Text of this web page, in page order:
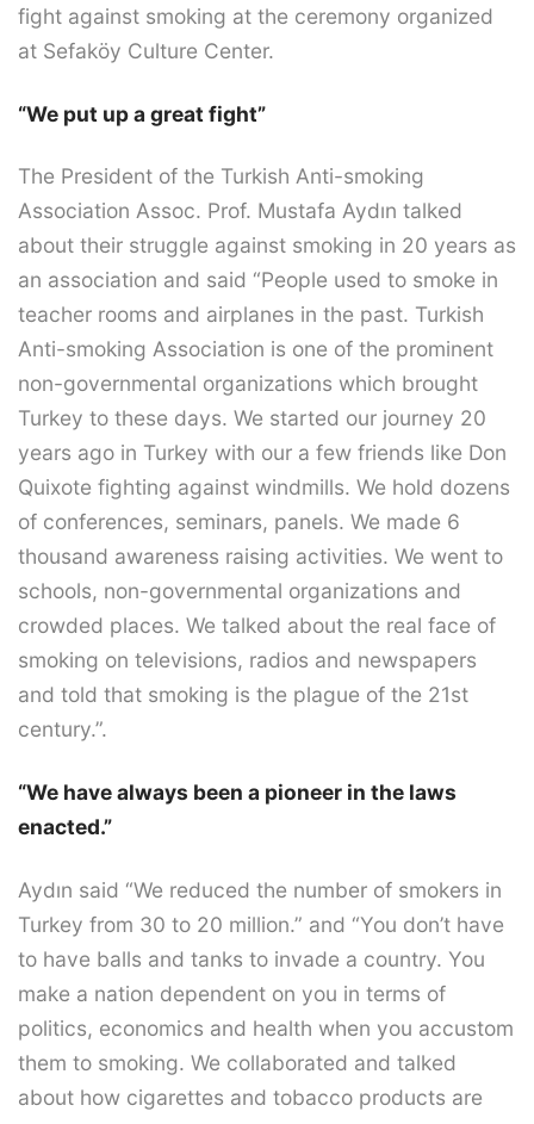
fight against smoking at the ceremony organized
at Sefaköy Culture Center.
“We put up a great fight”
The President of the Turkish Anti-smoking
Association Assoc. Prof. Mustafa Aydın talked
about their struggle against smoking in 20 years as
an association and said “People used to smoke in
teacher rooms and airplanes in the past. Turkish
Anti-smoking Association is one of the prominent
non-governmental organizations which brought
Turkey to these days. We started our journey 20
years ago in Turkey with our a few friends like Don
Quixote fighting against windmills. We hold dozens
of conferences, seminars, panels. We made 6
thousand awareness raising activities. We went to
schools, non-governmental organizations and
crowded places. We talked about the real face of
smoking on televisions, radios and newspapers
and told that smoking is the plague of the 21st
century.”.
“We have always been a pioneer in the laws
enacted.”
Aydın said “We reduced the number of smokers in
Turkey from 30 to 20 million.” and “You don’t have
to have balls and tanks to invade a country. You
make a nation dependent on you in terms of
politics, economics and health when you accustom
them to smoking. We collaborated and talked
about how cigarettes and tobacco products are